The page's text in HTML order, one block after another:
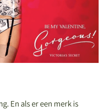
En als er een merk is